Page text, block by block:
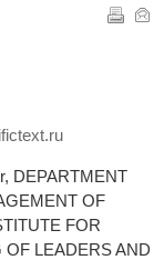
DEPARTMENT
OF
FOR
LEADERS AND